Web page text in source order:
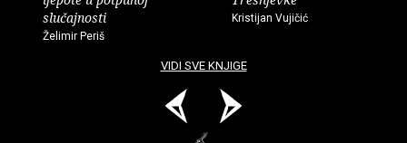
slučajnosti
Želimir Periš
Kristijan Vujičić
VIDI SVE KNJIGE